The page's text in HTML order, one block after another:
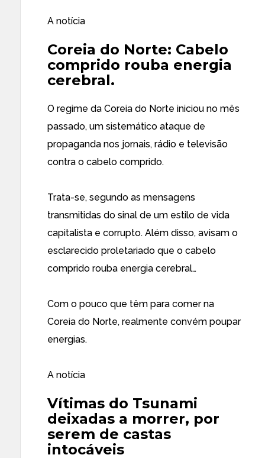
A notícia
Coreia do Norte: Cabelo
comprido rouba energia
cerebral.
O regime da Coreia do Norte iniciou no mês
passado, um sistemático ataque de
propaganda nos jornais, rádio e televisão
contra o cabelo comprido.
Trata-se, segundo as mensagens
transmitidas do sinal de um estilo de vida
capitalista e corrupto. Além disso, avisam o
esclarecido proletariado que o cabelo
comprido rouba energia cerebral…
Com o pouco que têm para comer na
Coreia do Norte, realmente convém poupar
energias.
A notícia
Vítimas do Tsunami
deixadas a morrer, por
serem de castas
intocáveis